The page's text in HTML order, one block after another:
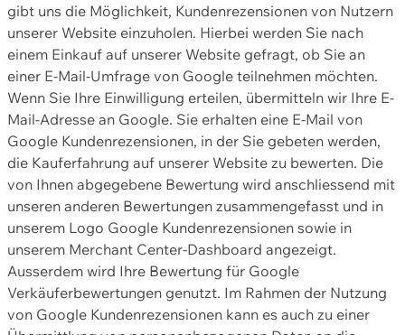
gibt uns die Möglichkeit, Kundenrezensionen von Nutzern
unserer Website einzuholen. Hierbei werden Sie nach
einem Einkauf auf unserer Website gefragt, ob Sie an
einer E-Mail-Umfrage von Google teilnehmen möchten.
Wenn Sie Ihre Einwilligung erteilen, übermitteln wir Ihre E-
Mail-Adresse an Google. Sie erhalten eine E-Mail von
Google Kundenrezensionen, in der Sie gebeten werden,
die Kauferfahrung auf unserer Website zu bewerten. Die
von Ihnen abgegebene Bewertung wird anschliessend mit
unseren anderen Bewertungen zusammengefasst und in
unserem Logo Google Kundenrezensionen sowie in
unserem Merchant Center-Dashboard angezeigt.
Ausserdem wird Ihre Bewertung für Google
Verkäuferbewertungen genutzt. Im Rahmen der Nutzung
von Google Kundenrezensionen kann es auch zu einer